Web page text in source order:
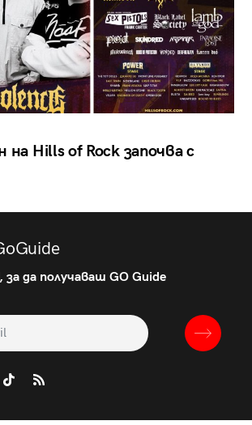
Hills of Rock започва с
за да получаваш GO Guide